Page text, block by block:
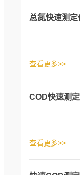
总氮快速测定
查看更多>>
COD快速测
查看更多>>